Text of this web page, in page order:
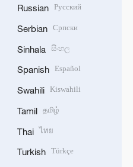
Russian Русский
Serbian Српски
Sinhala සිංහල
Spanish Español
Swahili Kiswahili
Tamil தமிழ்
Thai ไทย
Turkish Türkçe